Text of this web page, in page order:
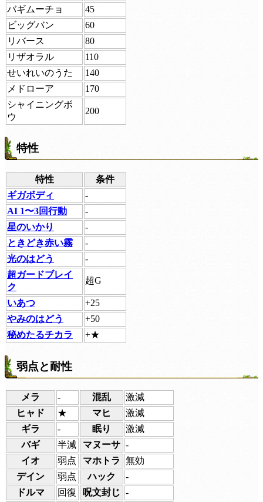
バギムーチョ
45
ビッグバン
60
リバース
80
リザオラル
110
せいれいのうた
140
メドローア
170
シャイニングボ
ウ
200
特性
特性
条件
ギガボディ
-
AI 1〜3回行動
-
星のいかり
-
ときどき赤い霧
-
光のはどう
-
超ガードブレイ
ク
超G
いあつ
+25
やみのはどう
+50
秘めたるチカラ
+★
弱点と耐性
メラ - 混乱
激減
ヒャド
★ マヒ
激減
ギラ
- 眠り
激減
バギ
半減 マヌーサ -
イオ
弱点 マホトラ
無効
デイン
弱点 ハック
-
ドルマ
回復 呪文封じ -